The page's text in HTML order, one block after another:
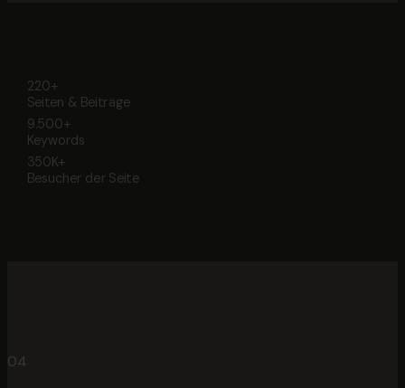
220+
Seiten & Beiträge
9.500+
Keywords
350K+
Besucher der Seite
04